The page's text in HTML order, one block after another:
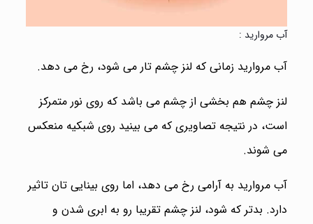
آب مروارید :
آب مروارید زمانی که لنز چشم تار می شود، رخ می دهد.
لنز چشم هم بخشی از چشم می باشد که روی نور متمرکز
است، در نتیجه تصاویری که می بینید روی شبکیه منعکس
می شوند.
آب مروارید به آرامی رخ می دهد، اما روی بینایی تان تاثیر
دارد. بدتر که شود، لنز چشم تقریبا رو به ابری شدن و